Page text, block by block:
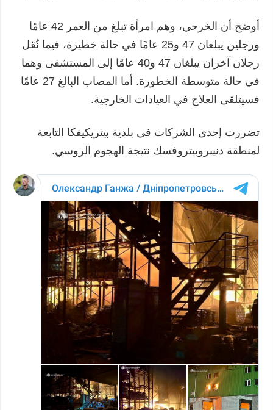
أوضح أن الخرحي، وهم امرأة تبلغ من العمر 42 عامًا
ورجلين يبلغان 47 و25 عامًا في حالة خطيرة، فيما نُقل
رجلان آخران يبلغان 47 و40 عامًا إلى المستشفى وهما
في حالة متوسطة الخطورة. أما المصاب البالغ 27 عامًا
فسيتلقى العلاج في العيادات الخارجية.
تضررت إحدى الشركات في بلدية بيتريكيفكا التابعة
لمنطقة دنيبروبيتروفسك نتيجة الهجوم الروسي.